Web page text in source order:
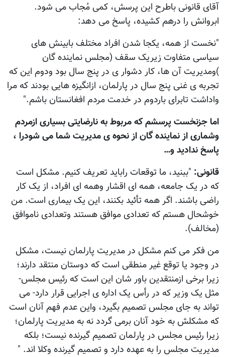
آقای قانونی باطرح این پرسش، کمی مُجاب می شود.
ابروانش را درهم کشیده، پاسخ می دهد:
"نخست از همه، یکجا شدن افراد مختلف بابینش های
سیاسی متفاوت زیریک سقف (مجلس نماینده گان
)ومدیریت آن ها، کار دشوار ی در پنج سال بود ودوم این که
تجربه ی غنی پنج سال در پارلمان، ازانگیزه هایی بودند که مرا
واداشت تابرای باردوم در خدمت مردم افغانستان باشم."
اما جزنخست پرسشم که مربوط به نارضایتی بسیاری ازمردم
وشماری از نماینده گان از نحوه ی مدیریت شما می شودرا ،
پاسخ ندادید و…
قانونی: "ببنید، ما توقعات راباید تعریف کنیم. مشکل است
که در یک جامعه، همه ای اقشار وهمه ای افراد، از یک کار
راضی باشند. اگر همه تأئید بکنند، این یک بیماری است. من
خوشحال هستم که تعدادی موافق هستند وتعدادی ناموافق
(مخالف).
من فکر می کنم مشکل در مدیریت پارلمان نیست، مشکل
در وجود یا توقع غیر منطقی است که دوستان منتقد دارند؛
زیرا برخی ازمنتقدین باور شان این است که رئیس مجلس-
مثل یک وزیر که در رأس یک اداره ی اجرایی قرار دارد- می
تواند به جای مجلس تصمیم بگیرد، واین عدم فهم آنان است
که مشکلش به خود آنان برمی گردد نه به مدیریت پارلمان؛
زیرا رئیس مجلس در پارلمان تصمیم گیرنده نیست؛ بلکه
مدیریت مجلس را به عهده دارد و تصمیم گیرنده وکلا اند. "